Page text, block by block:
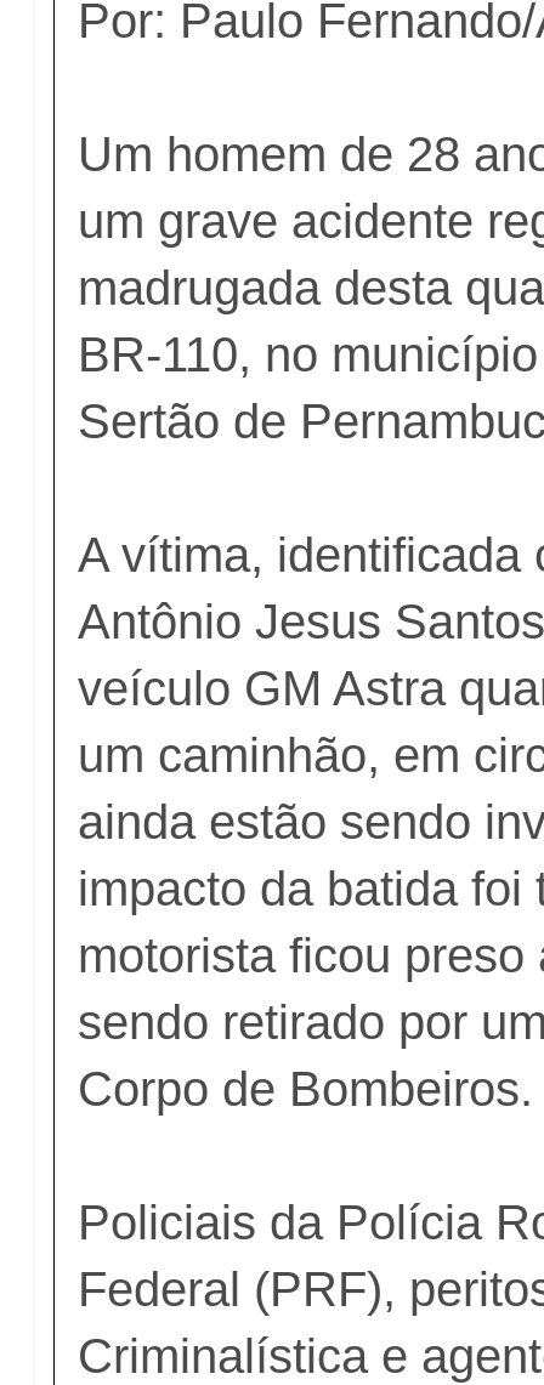
Por: Paulo
Um homem de 28
um grave acidente
madrugada desta
BR-110, no
Sertão de
A vítima, identificada
Antônio Jesus
veículo GM Astra
um caminhão, em
ainda estão sendo
impacto da batida foi
motorista ficou preso
sendo retirado por
Corpo de Bombeiros.
Policiais da Polícia
Federal (PRF),
Criminalística e